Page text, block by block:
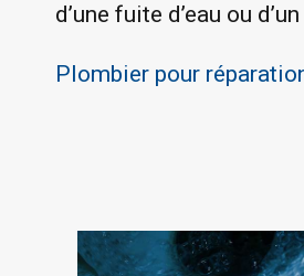
d’une fuite d’eau ou
Plombier pour